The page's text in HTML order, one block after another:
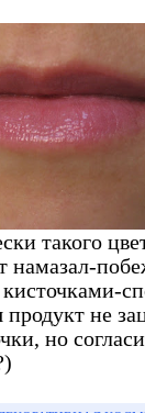
такого
намазал-
не
но